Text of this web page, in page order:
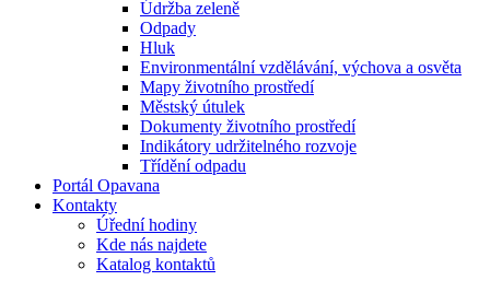
Údržba zeleně
Odpady
Hluk
Environmentální vzdělávání, výchova a osvěta
Mapy životního prostředí
Městský útulek
Dokumenty životního prostředí
Indikátory udržitelného rozvoje
Třídění odpadu
Portál Opavana
Kontakty
Úřední hodiny
Kde nás najdete
Katalog kontaktů